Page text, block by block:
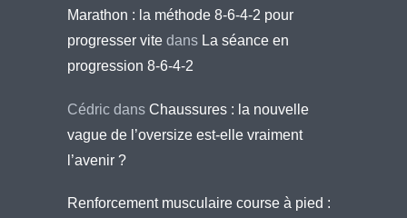
Marathon : la méthode 8-6-4-2 pour
progresser vite dans La séance en
progression 8-6-4-2
Cédric dans Chaussures : la nouvelle
vague de l’oversize est-elle vraiment
l’avenir ?
Renforcement musculaire course à pied :